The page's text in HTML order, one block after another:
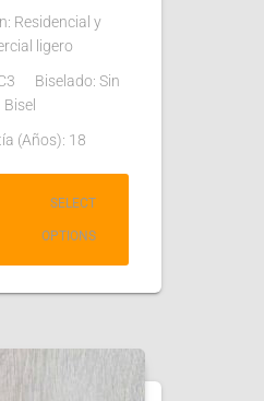
Residencial y
ligero
Biselado: Sin
Bisel
(Años): 18
SELECT
OPTIONS